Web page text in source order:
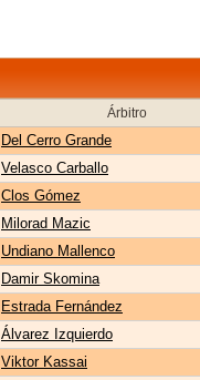
Árbitro
Del Cerro Grande
Velasco Carballo
Clos Gómez
Milorad Mazic
Undiano Mallenco
Damir Skomina
Estrada Fernández
Álvarez Izquierdo
Viktor Kassai